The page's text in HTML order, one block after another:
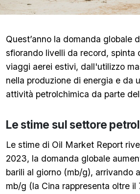
Quest’anno la domanda globale
sfiorando livelli da record, spinta
viaggi aerei estivi, dall'utilizzo
nella produzione di energia e da
attività petrolchimica da parte
Le stime sul settore
Le stime di Oil Market Report
2023, la domanda globale
barili al giorno (mb/g), arrivando
mb/g (la Cina rappresenta oltre il